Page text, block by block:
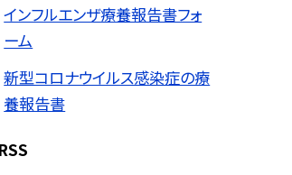
インフルエンザ療養報告書フォ
ーム
新型コロナウイルス感染症の療
養報告書
RSS